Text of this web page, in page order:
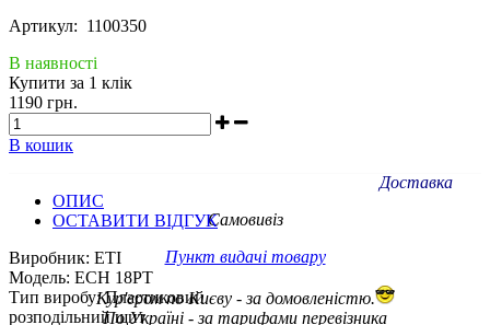
Артикул: 1100350
В наявності
Купити за 1 клiк
1190 грн.
В кошик
Доставка
Самовивіз
Пункт видачі товару
Кур'єром по Києву - за домовленістю.
По Україні - за тарифами перевізника
ОПИС
ОСТАВИТИ ВІДГУК
Виробник: ETI
Модель: ECH 18PT
Тип виробу: Пластиковий
розподільний щит